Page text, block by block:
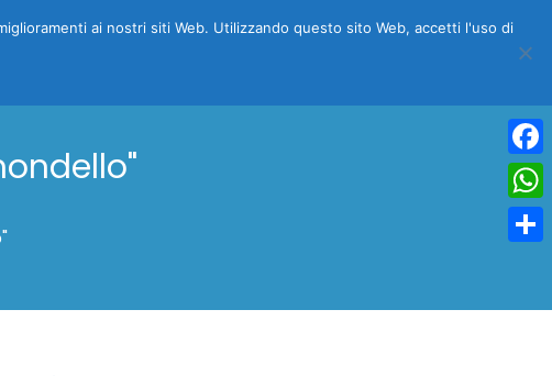
ai nostri siti Web. Utilizzando questo sito Web, accetti l'uso di